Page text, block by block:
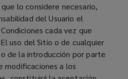
lo considere necesario,
del Usuario el
cada vez que
uso del Sitio o de cualquier
de la introducción por parte
modificaciones a los